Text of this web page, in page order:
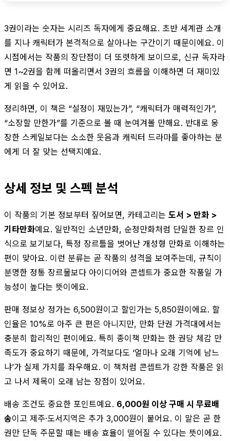
3권이라는 숫자는 시리즈 독자에게 중요해요. 초반 세계관 소개
를 지나 캐릭터가 본격적으로 살아나는 구간이기 때문이에요. 이
시점에서는 작품의 장단점이 더 또렷하게 보이므로, 신규 독자라
면 1~2권을 함께 떠올리면서 3권의 흐름을 이해하면 더 재미있
게 읽을 수 있어요.
정리하면, 이 책은 “설정이 재밌는가”, “캐릭터가 매력적인가”,
“소장할 만한가”를 기준으로 볼 때 눈여겨볼 만해요. 반대로 웅
장한 스케일보다는 소소한 웃음과 캐릭터 드라마를 좋아하는 분
에게 더 잘 맞는 선택지예요.
상세 정보 및 스펙 분석
이 작품의 기본 정보부터 짚어보면, 카테고리는 도서 > 만화 >
기타만화예요. 일반적인 소년만화, 순정만화처럼 단일한 장르 인
식으로 보기보다, 특정 장르틀을 벗어난 개성형 만화로 이해하는
편이 맞아요. 이런 분류는 곧 작품의 성격을 보여주는데, 규칙이
분명한 정통 장르물보다 아이디어와 콘셉트가 중요한 작품일 가
능성이 높다는 뜻이에요.
판매 정보상 정가는 6,500원이고 할인가는 5,850원이에요. 할
인율은 10%로 아주 큰 편은 아니지만, 만화 단권 가격대에서는
충분히 합리적인 편이에요. 특히 종이책 만화는 한 권당 체감 만
족도가 중요하기 때문에, 가격보다도 ‘얼마나 오래 기억에 남느
냐’가 실제 가치를 좌우해요. 이 책처럼 콘셉트가 강한 작품은 읽
고 나서 제목이 오래 남는 장점이 있어요.
배송 조건도 중요한 포인트예요. 6,000원 이상 구매 시 무료배
송이고 제주·도서지역은 추가 3,000원이 붙어요. 이 말은 곧 한
권만 단독 주문할 때는 배송 효율이 떨어질 수 있다는 뜻이에요.